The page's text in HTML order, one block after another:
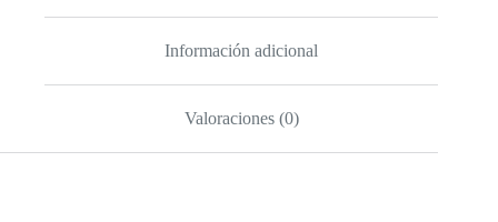
Información adicional
Valoraciones (0)